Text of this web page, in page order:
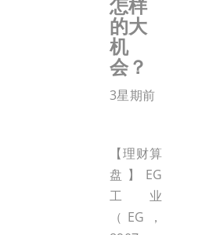
的大
机
会？
3星期前
【理财算
盘】EG
工业
（EG，